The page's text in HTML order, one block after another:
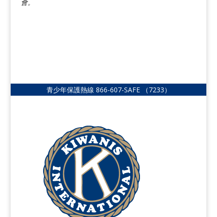
會。
青少年保護熱線 866-607-SAFE （7233）